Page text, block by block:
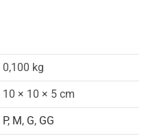
0,100 kg
10 × 10 × 5 cm
P, M, G, GG